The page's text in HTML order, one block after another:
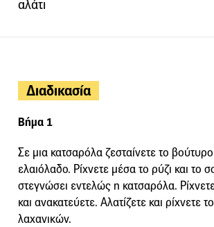
αλάτι
Διαδικασία
Βήμα 1
Σε μια κατσαρόλα ζεσταίνετε το βούτυρο
ελαιόλαδο. Ρίχνετε μέσα το ρύζι και το
στεγνώσει εντελώς η κατσαρόλα.
και ανακατεύετε. Αλατίζετε και ρίχνετε
λαχανικών.